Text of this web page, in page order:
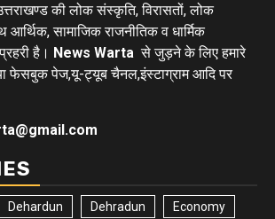
की लोक संस्कृति, विरासतों, लोक
सामाजिक राजनीतिक व धार्मिक
है। News Warta से जुड़ने के लिए हमारे
फेसबुक पेज,यू-ट्यूब चैनल,इंस्टाग्राम आदि पर
Dehardun Dehradun Economy